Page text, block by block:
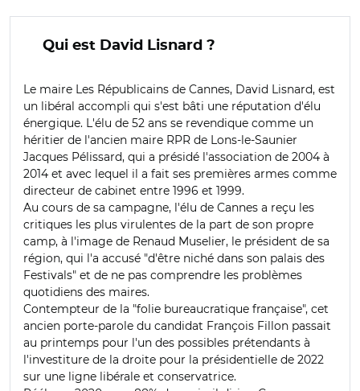
Qui est David Lisnard ?
Le maire Les Républicains de Cannes, David Lisnard, est
un libéral accompli qui s'est bâti une réputation d'élu
énergique. L'élu de 52 ans se revendique comme un
héritier de l'ancien maire RPR de Lons-le-Saunier
Jacques Pélissard, qui a présidé l'association de 2004 à
2014 et avec lequel il a fait ses premières armes comme
directeur de cabinet entre 1996 et 1999.
Au cours de sa campagne, l'élu de Cannes a reçu les
critiques les plus virulentes de la part de son propre
camp, à l'image de Renaud Muselier, le président de sa
région, qui l'a accusé "d'être niché dans son palais des
Festivals" et de ne pas comprendre les problèmes
quotidiens des maires.
Contempteur de la "folie bureaucratique française", cet
ancien porte-parole du candidat François Fillon passait
au printemps pour l'un des possibles prétendants à
l'investiture de la droite pour la présidentielle de 2022
sur une ligne libérale et conservatrice.